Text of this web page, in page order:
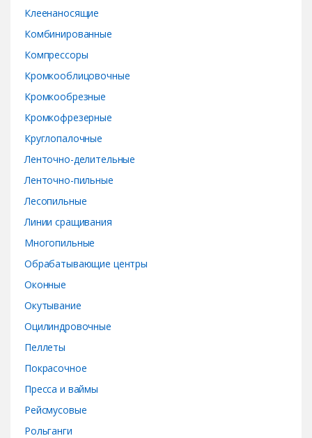
Клеенаносящие
Комбинированные
Компрессоры
Кромкооблицовочные
Кромкообрезные
Кромкофрезерные
Круглопалочные
Ленточно-делительные
Ленточно-пильные
Лесопильные
Линии сращивания
Многопильные
Обрабатывающие центры
Оконные
Окутывание
Оцилиндровочные
Пеллеты
Покрасочное
Пресса и ваймы
Рейсмусовые
Рольганги